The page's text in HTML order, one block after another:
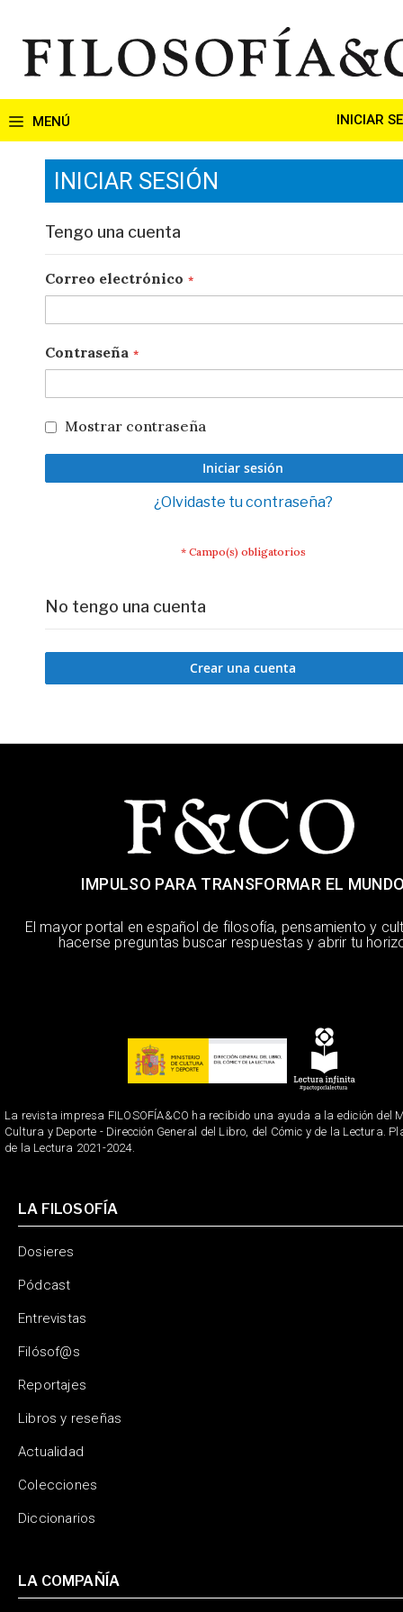
contenido
INICIAR
INICIAR SESIÓN
Tengo una cuenta
Correo electrónico
Contraseña
Mostrar contraseña
Iniciar sesión
¿Olvidaste tu contraseña?
No tengo una cuenta
Crear una cuenta
IMPULSO PARA TRANSFORMAR EL
El mayor portal en español de filosofía, pensamiento y
hacerse preguntas buscar respuestas y abrir tu
La revista impresa FILOSOFÍA&CO ha recibido una ayuda a la edición del
Cultura y Deporte - Dirección General del Libro, del Cómic y de la Lectura.
de la Lectura 2021-2024.
LA FILOSOFÍA
Dosieres
Pódcast
Entrevistas
Filósof@s
Reportajes
Libros y reseñas
Actualidad
Colecciones
Diccionarios
LA COMPAÑÍA